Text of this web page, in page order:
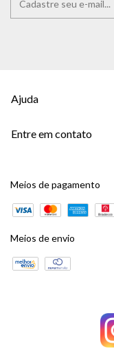
Ajuda
Entre em contato
Meios de pagamento
Meios de envio